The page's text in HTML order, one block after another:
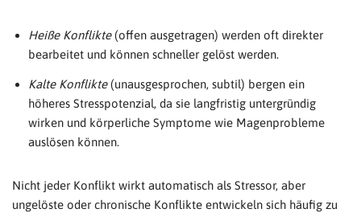
Heiße Konflikte(offen ausgetragen) werden oft direkter
bearbeitet und können schneller gelöst werden.
Kalte Konflikte(unausgesprochen, subtil) bergen ein
höheres Stresspotenzial, da sie langfristig untergründig
wirken und körperliche Symptome wie Magenprobleme
auslösen können.
Nicht jeder Konflikt wirkt automatisch als Stressor, aber
ungelöste oder chronische Konflikte entwickeln sich häufig zu